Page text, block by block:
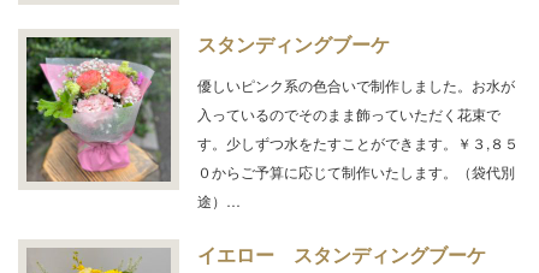
スタンディングブーケ
優しいピンク系の色合いで制作しました。お水が
入っているのでそのまま飾っていただく花束で
す。少しずつ水をたすことができます。￥３,８５
０からご予算に応じて制作いたします。（袋代別
途）…
イエロー スタンディングブーケ